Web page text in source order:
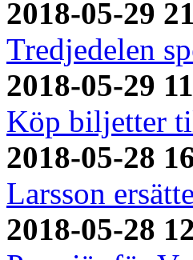
2018-05-29
Tredjedelen
2018-05-29
Köp biljetter
2018-05-28
Larsson
2018-05-28